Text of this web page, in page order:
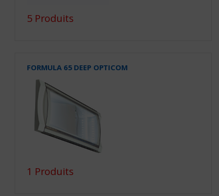
5 Produits
FORMULA 65 DEEP OPTICOM
1 Produits